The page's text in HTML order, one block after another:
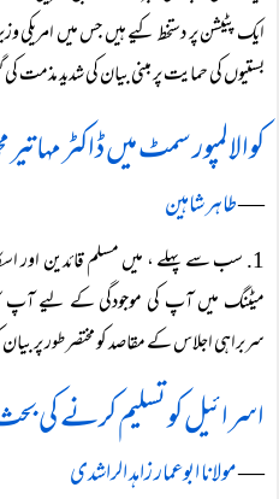
ایک پٹیشن پر دستخط کیے ہیں جس میں امریکی
بستیوں کی حمایت پر مبنی بیان کی شدید مذمت
کوالالمپور سمٹ میں ڈاکٹر
―طاہر شاہین
1. سب سے پہلے ، میں مسلم قائدین اور
سربراہی اجلاس کے مقاصد کو مختصر طور پر
اسرائیل کو تسلیم کرنے کی
―مولانا ابوعمار زاہد الراشدی